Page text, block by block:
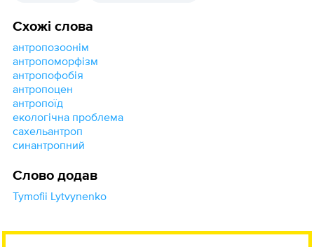
Схожі слова
антропозоонім
антропоморфізм
антропофобія
антропоцен
антропоїд
екологічна проблема
сахельантроп
синантропний
Слово додав
Tymofii Lytvynenko